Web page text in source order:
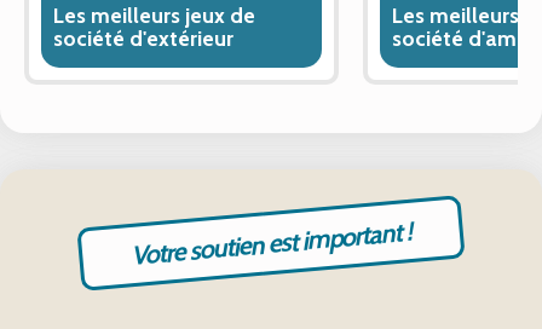
Les meilleurs jeux de
société d'extérieur
Les meilleurs
société
Votre soutien est important !